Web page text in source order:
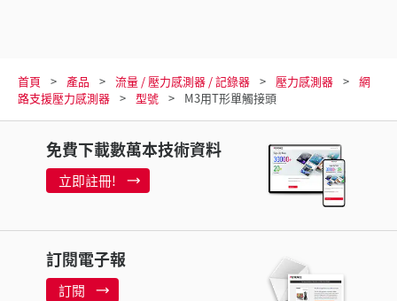
首頁 產品 流量 / 壓力感測器 / 記錄器 壓力感測器
網
路支援壓力感測器
型號 M3用T形單觸接頭
免費下載數萬本技術資料
立即註冊!
訂閱電子報
訂閱